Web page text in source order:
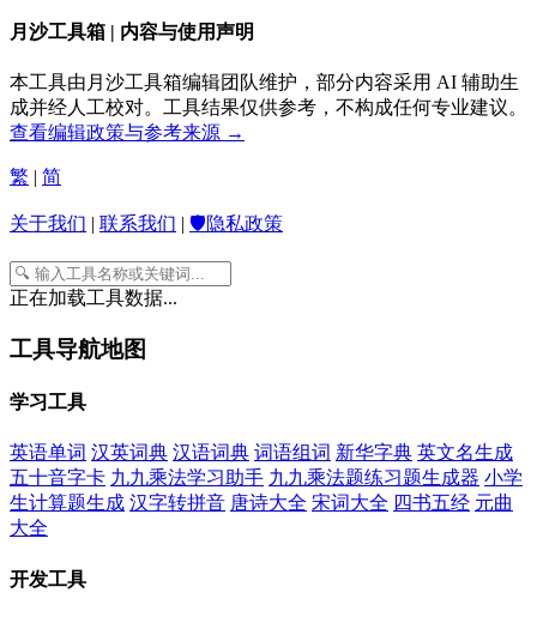
月沙工具箱 | 内容与使用声明
本工具由月沙工具箱编辑团队维护，部分内容采用 AI 辅助生
成并经人工校对。工具结果仅供参考，不构成任何专业建议。
查看编辑政策与参考来源 →
繁 | 简
关于我们 | 联系我们 | 🛡️隐私政策
正在加载工具数据...
工具导航地图
学习工具
英语单词 汉英词典 汉语词典 词语组词 新华字典 英文名生成
五十音字卡 九九乘法学习助手 九九乘法题练习题生成器 小学
生计算题生成 汉字转拼音 唐诗大全 宋词大全 四书五经 元曲
大全
开发工具